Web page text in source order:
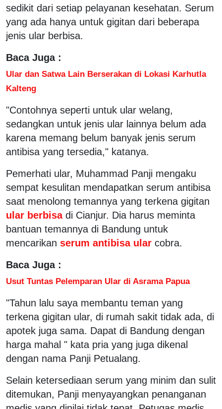
sedikit dari setiap pelayanan kesehatan. Serum
yang ada hanya untuk gigitan dari beberapa
jenis ular berbisa.
Baca Juga :
Ular dan Satwa Lain Berserakan di Lokasi Karhutla
Kalteng
"Contohnya seperti untuk ular welang,
sedangkan untuk jenis ular lainnya belum ada
karena memang belum banyak jenis serum
antibisa yang tersedia," katanya.
Pemerhati ular, Muhammad Panji mengaku
sempat kesulitan mendapatkan serum antibisa
saat menolong temannya yang terkena gigitan
ular berbisa di Cianjur. Dia harus meminta
bantuan temannya di Bandung untuk
mencarikan serum antibisa ular cobra.
Baca Juga :
Usut Tuntas Pelemparan Ular di Asrama Papua
"Tahun lalu saya membantu teman yang
terkena gigitan ular, di rumah sakit tidak ada, di
apotek juga sama. Dapat di Bandung dengan
harga mahal " kata pria yang juga dikenal
dengan nama Panji Petualang.
Selain ketersediaan serum yang minim dan sulit
ditemukan, Panji menyayangkan penanganan